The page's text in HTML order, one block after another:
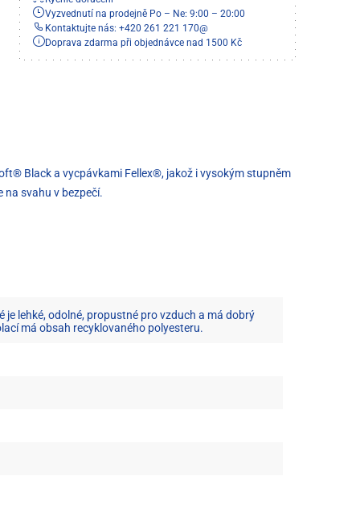
Vyzvednutí na prodejně Po – Ne: 9:00 – 20:00
Kontaktujte nás: +420 261 221 170@
Doprava zdarma při objednávce nad 1500 Kč
Black a vycpávkami Fellex®, jakož i vysokým stupněm
svahu v bezpečí.
je lehké, odolné, propustné pro vzduch a má dobrý
má obsah recyklovaného polyesteru.